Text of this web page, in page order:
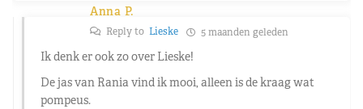
Anna P.
Reply to Lieske 5 maanden geleden
Ik denk er ook zo over Lieske!
De jas van Rania vind ik mooi, alleen is de kraag wat
pompeus.